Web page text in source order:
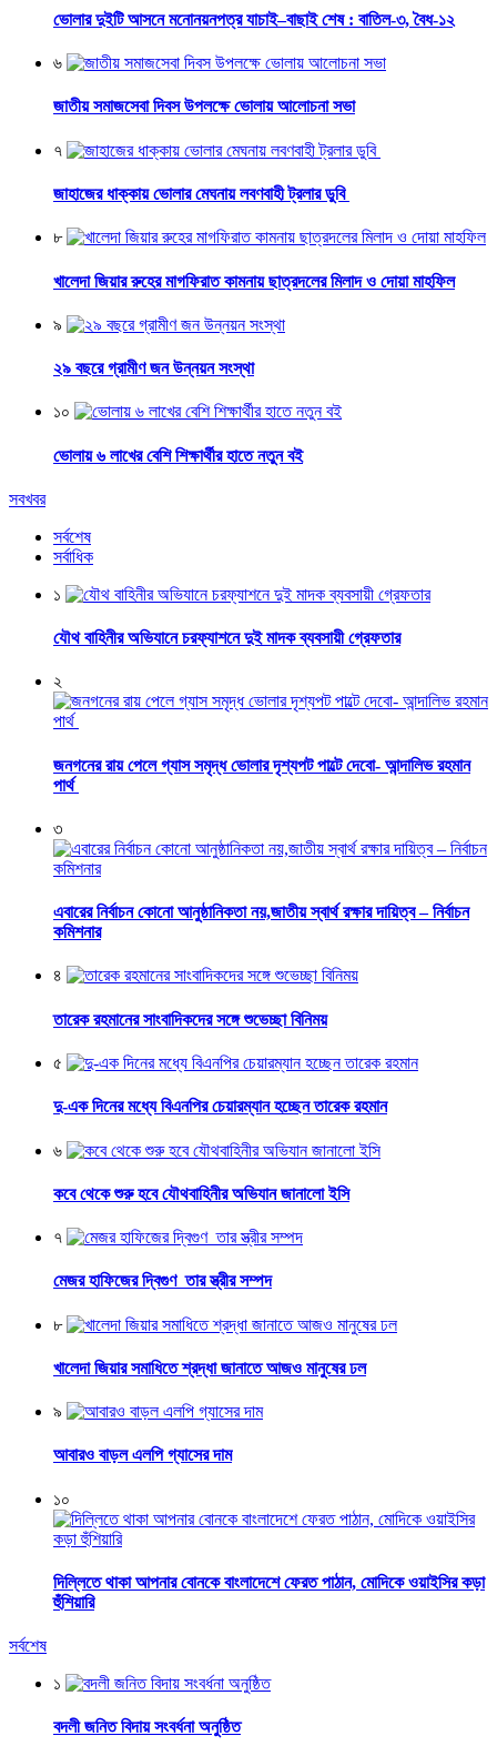
ভোলার দুইটি আসনে মনোনয়নপত্র যাচাই–বাছাই শেষ : বাতিল-৩, বৈধ-১২
৬
জাতীয় সমাজসেবা দিবস উপলক্ষে ভোলায় আলোচনা সভা
৭
জাহাজের ধাক্কায় ভোলার মেঘনায় লবণবাহী ট্রলার ডুবি
৮
খালেদা জিয়ার রুহের মাগফিরাত কামনায় ছাত্রদলের মিলাদ ও দোয়া মাহফিল
৯
২৯ বছরে গ্রামীণ জন উন্নয়ন সংস্থা
১০
ভোলায় ৬ লাখের বেশি শিক্ষার্থীর হাতে নতুন বই
সবখবর
সর্বশেষ
সর্বাধিক
১
যৌথ বাহিনীর অভিযানে চরফ্যাশনে দুই মাদক ব্যবসায়ী গ্রেফতার
২
জনগনের রায় পেলে গ্যাস সমৃদ্ধ ভোলার দৃশ্যপট পাল্টে দেবো- আন্দালিভ রহমান
পার্থ
৩
এবারের নির্বাচন কোনো আনুষ্ঠানিকতা নয়,জাতীয় স্বার্থ রক্ষার দায়িত্ব – নির্বাচন
কমিশনার
৪
তারেক রহমানের সাংবাদিকদের সঙ্গে শুভেচ্ছা বিনিময়
৫
দু-এক দিনের মধ্যে বিএনপির চেয়ারম্যান হচ্ছেন তারেক রহমান
৬
কবে থেকে শুরু হবে যৌথবাহিনীর অভিযান জানালো ইসি
৭
মেজর হাফিজের দ্বিগুণ তার স্ত্রীর সম্পদ
৮
খালেদা জিয়ার সমাধিতে শ্রদ্ধা জানাতে আজও মানুষের ঢল
৯
আবারও বাড়ল এলপি গ্যাসের দাম
১০
দিল্লিতে থাকা আপনার বোনকে বাংলাদেশে ফেরত পাঠান, মোদিকে ওয়াইসির কড়া
হুঁশিয়ারি
সর্বশেষ
১
বদলী জনিত বিদায় সংবর্ধনা অনুষ্ঠিত